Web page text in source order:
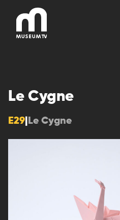
contenu
Le Cygne
E29 Le Cygne